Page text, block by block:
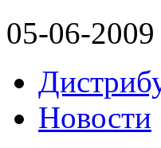
05-06-2009
Новости